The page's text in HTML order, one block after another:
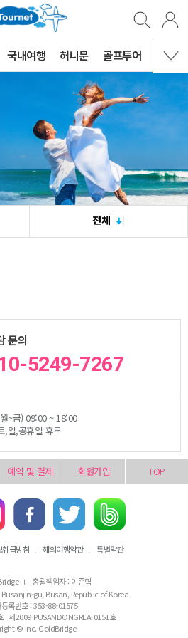
국내여행 허니문 골프투어 MVG
전체
문의
5249-7267
~금) 09:00 ~ 18:00
,일,공휴일 휴무
예약 및 결제 회원가입 TOP
취급방침 l 해외여행약관 l 특별약관
l
총괄책임자 : 이준혁
gu, Busan, Republic of Korea
록번호 : 353-88-01575
: 제2009-PUSANDONGREA-0151호
© inc. GoldBridge